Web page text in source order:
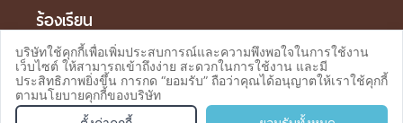
จองทัวร TEL
ร้องเรียน
LINE ID @unithaicare
บริษัทใช้คุกกี้เพื่อเพิ่มประสบการณ์และความพึงพอใจในการใช้งาน
เว็บไซต์ ให้สามารถเข้าถึงง่าย สะดวกในการใช้งาน และมี
ประสิทธิภาพยิ่งขึ้น การกด “ยอมรับ” ถือว่าคุณได้อนุญาตให้เราใช้คุกกี้
ตามนโยบายคุกกี้ของบริษัท